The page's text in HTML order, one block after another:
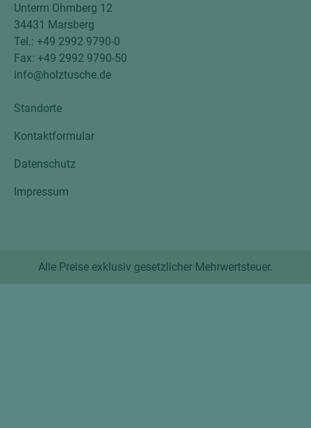
Unterm Ohmberg 12
34431 Marsberg
Tel.: +49 2992 9790-0
Fax: +49 2992 9790-50
info@holztusche.de
Standorte
Kontaktformular
Datenschutz
Impressum
Alle Preise exklusiv gesetzlicher Mehrwertsteuer.